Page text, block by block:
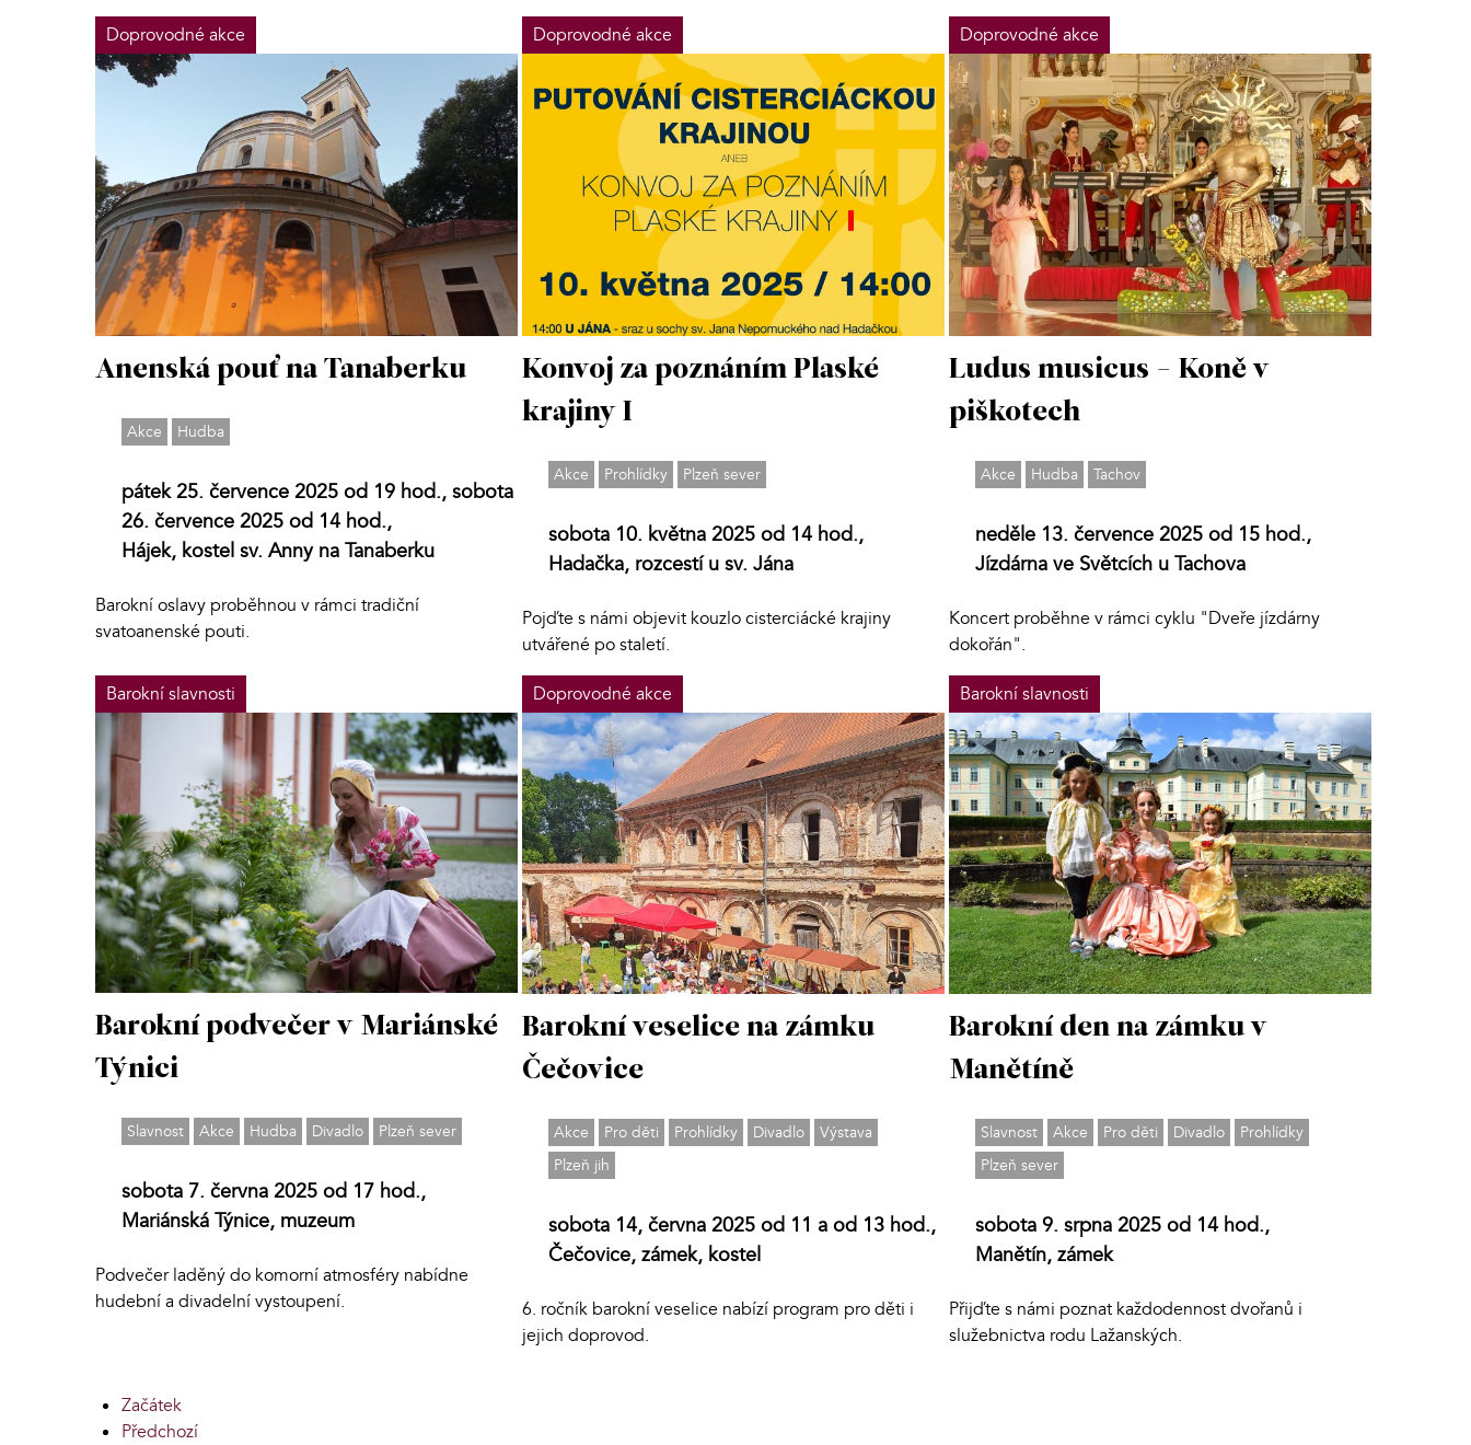
Doprovodné akce
Anenská pouť na Tanaberku
Akce Hudba
pátek 25. července 2025 od 19 hod., sobota
26. července 2025 od 14 hod.,
Hájek, kostel sv. Anny na Tanaberku
Barokní oslavy proběhnou v rámci tradiční
svatoanenské pouti.
Doprovodné akce
Konvoj za poznáním Plaské
krajiny I
Akce Prohlídky Plzeň sever
sobota 10. května 2025 od 14 hod.,
Hadačka, rozcestí u sv. Jána
Pojďte s námi objevit kouzlo cisterciácké krajiny
utvářené po staletí.
Doprovodné akce
Ludus musicus - Koně v
piškotech
Akce Hudba Tachov
neděle 13. července 2025 od 15 hod.,
Jízdárna ve Světcích u Tachova
Koncert proběhne v rámci cyklu "Dveře jízdárny
dokořán".
Barokní slavnosti
Barokní podvečer v Mariánské
Týnici
Slavnost Akce Hudba Divadlo Plzeň sever
sobota 7. června 2025 od 17 hod.,
Mariánská Týnice, muzeum
Podvečer laděný do komorní atmosféry nabídne
hudební a divadelní vystoupení.
Doprovodné akce
Barokní veselice na zámku
Čečovice
Akce Pro děti Prohlídky Divadlo
Výstava
Plzeň jih
sobota 14, června 2025 od 11 a od 13 hod.,
Čečovice, zámek, kostel
6. ročník barokní veselice nabízí program pro děti i
jejich doprovod.
Barokní slavnosti
Barokní den na zámku v
Manětíně
Slavnost Akce Pro děti Divadlo
Prohlídky
Plzeň sever
sobota 9. srpna 2025 od 14 hod.,
Manětín, zámek
Přijďte s námi poznat každodennost dvořanů i
služebnictva rodu Lažanských.
Začátek
Předchozí